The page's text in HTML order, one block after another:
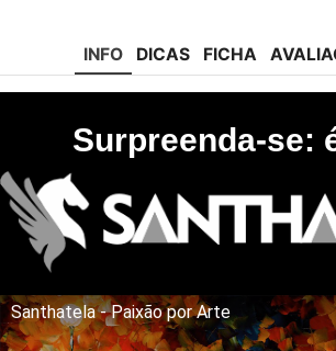
INFO DICAS FICHA
Surpreenda-se:
Santhatela - Paixão por Arte